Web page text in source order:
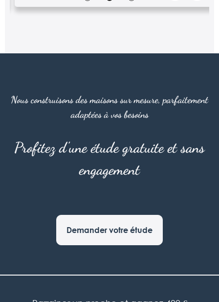
Nous construisons des maisons sur mesure, parfaitement
adaptées à vos besoins
Profitez d'une étude gratuite et sans
engagement
Demander votre étude